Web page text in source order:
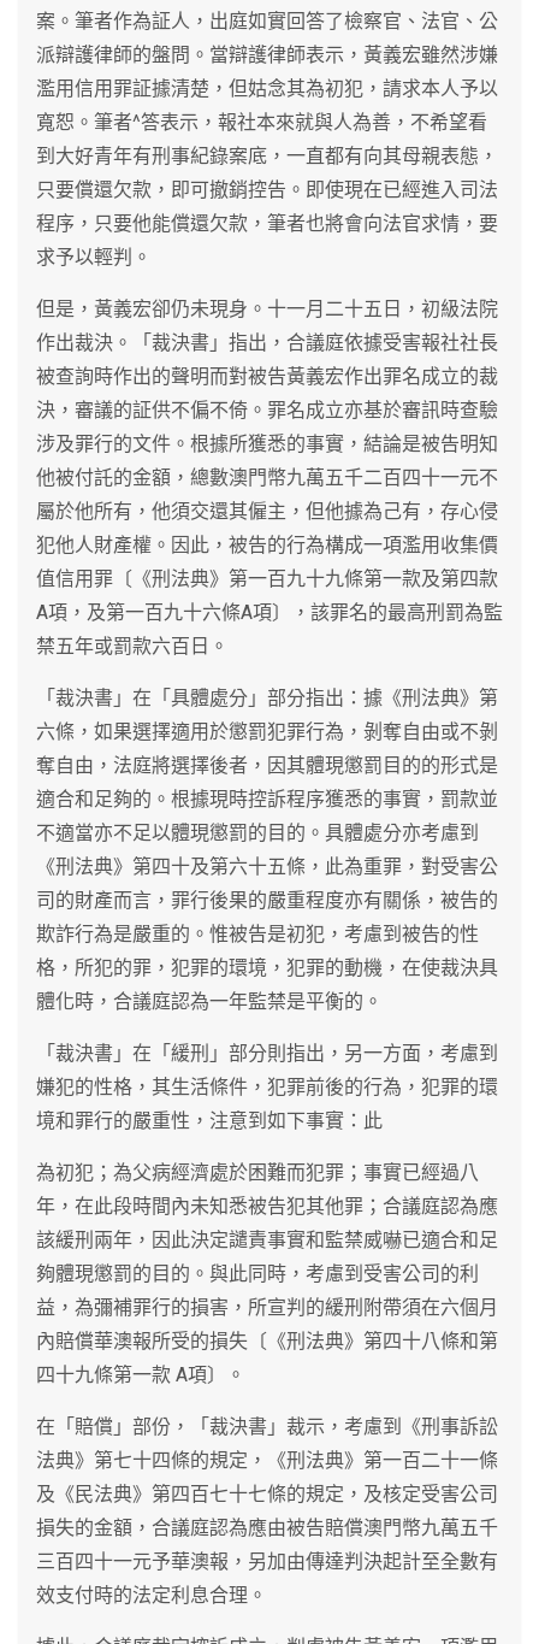
案。筆者作為証人，出庭如實回答了檢察官、法官、公
派辯護律師的盤問。當辯護律師表示，黃義宏雖然涉嫌
濫用信用罪証據清楚，但姑念其為初犯，請求本人予以
寬恕。筆者^答表示，報社本來就與人為善，不希望看
到大好青年有刑事紀錄案底，一直都有向其母親表態，
只要償還欠款，即可撤銷控告。即使現在已經進入司法
程序，只要他能償還欠款，筆者也將會向法官求情，要
求予以輕判。
但是，黃義宏卻仍未現身。十一月二十五日，初級法院
作出裁決。「裁決書」指出，合議庭依據受害報社社長
被查詢時作出的聲明而對被告黃義宏作出罪名成立的裁
決，審議的証供不偏不倚。罪名成立亦基於審訊時查驗
涉及罪行的文件。根據所獲悉的事實，結論是被告明知
他被付託的金額，總數澳門幣九萬五千二百四十一元不
屬於他所有，他須交還其僱主，但他據為己有，存心侵
犯他人財產權。因此，被告的行為構成一項濫用收集價
值信用罪〔《刑法典》第一百九十九條第一款及第四款
A項，及第一百九十六條A項〕，該罪名的最高刑罰為監
禁五年或罰款六百日。
「裁決書」在「具體處分」部分指出：據《刑法典》第
六條，如果選擇適用於懲罰犯罪行為，剝奪自由或不剝
奪自由，法庭將選擇後者，因其體現懲罰目的的形式是
適合和足夠的。根據現時控訴程序獲悉的事實，罰款並
不適當亦不足以體現懲罰的目的。具體處分亦考慮到
《刑法典》第四十及第六十五條，此為重罪，對受害公
司的財產而言，罪行後果的嚴重程度亦有關係，被告的
欺詐行為是嚴重的。惟被告是初犯，考慮到被告的性
格，所犯的罪，犯罪的環境，犯罪的動機，在使裁決具
體化時，合議庭認為一年監禁是平衡的。
「裁決書」在「緩刑」部分則指出，另一方面，考慮到
嫌犯的性格，其生活條件，犯罪前後的行為，犯罪的環
境和罪行的嚴重性，注意到如下事實：此
為初犯；為父病經濟處於困難而犯罪；事實已經過八
年，在此段時間內未知悉被告犯其他罪；合議庭認為應
該緩刑兩年，因此決定譴責事實和監禁威嚇已適合和足
夠體現懲罰的目的。與此同時，考慮到受害公司的利
益，為彌補罪行的損害，所宣判的緩刑附帶須在六個月
內賠償華澳報所受的損失〔《刑法典》第四十八條和第
四十九條第一款 A項〕。
在「賠償」部份，「裁決書」裁示，考慮到《刑事訴訟
法典》第七十四條的規定，《刑法典》第一百二十一條
及《民法典》第四百七十七條的規定，及核定受害公司
損失的金額，合議庭認為應由被告賠償澳門幣九萬五千
三百四十一元予華澳報，另加由傳達判決起計至全數有
效支付時的法定利息合理。